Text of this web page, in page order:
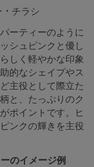
チラシ
ーティーのように
シュピンクと優し
しく軽やかな印象
的なシェイプやス
主役として際立た
と、たっぷりのク
ポイントです。ヒ
ンクの輝きを主役
のイメージ例